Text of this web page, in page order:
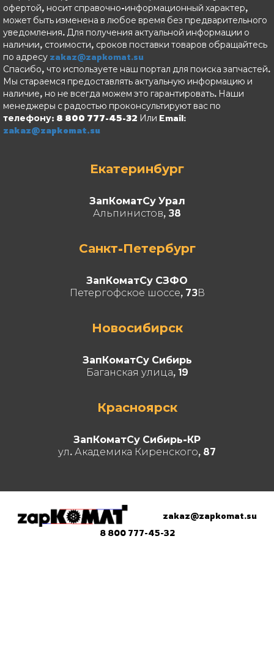
офертой, носит справочно-информационный характер,
может быть изменена в любое время без предварительного
уведомления. Для получения актуальной информации о
наличии, стоимости, сроков поставки товаров обращайтесь
по адресу zakaz@zapkomat.su
Спасибо, что используете наш портал для поиска запчастей.
Мы стараемся предоставлять актуальную информацию и
наличие, но не всегда можем это гарантировать. Наши
менеджеры с радостью проконсультируют вас по
телефону: 8 800 777-45-32 Или Email:
zakaz@zapkomat.su
Екатеринбург
ЗапКоматСу Урал
Альпинистов, 38
Санкт-Петербург
ЗапКоматСу СЗФО
Петергофское шоссе, 73В
Новосибирск
ЗапКоматСу Сибирь
Баганская улица, 19
Красноярск
ЗапКоматСу Сибирь-КР
ул. Академика Киренского, 87
zakaz@zapkomat.su
8 800 777-45-32